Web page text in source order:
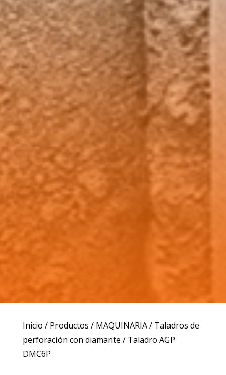
Inicio / Productos / MAQUINARIA/ Taladros de
perforación con diamante / Taladro AGP
DMC6P